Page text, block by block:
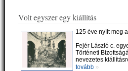
Volt egyszer egy kiállítás
125 éve nyílt meg
Fejér László c.
Történeti
nevezetes
tovább »